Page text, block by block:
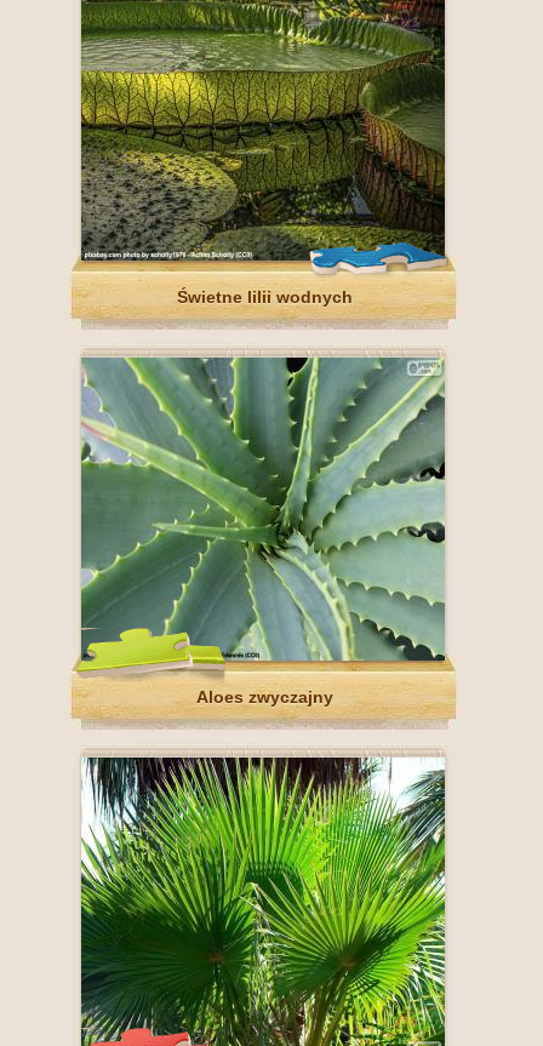
Świetne lilii wodnych
Aloes zwyczajny